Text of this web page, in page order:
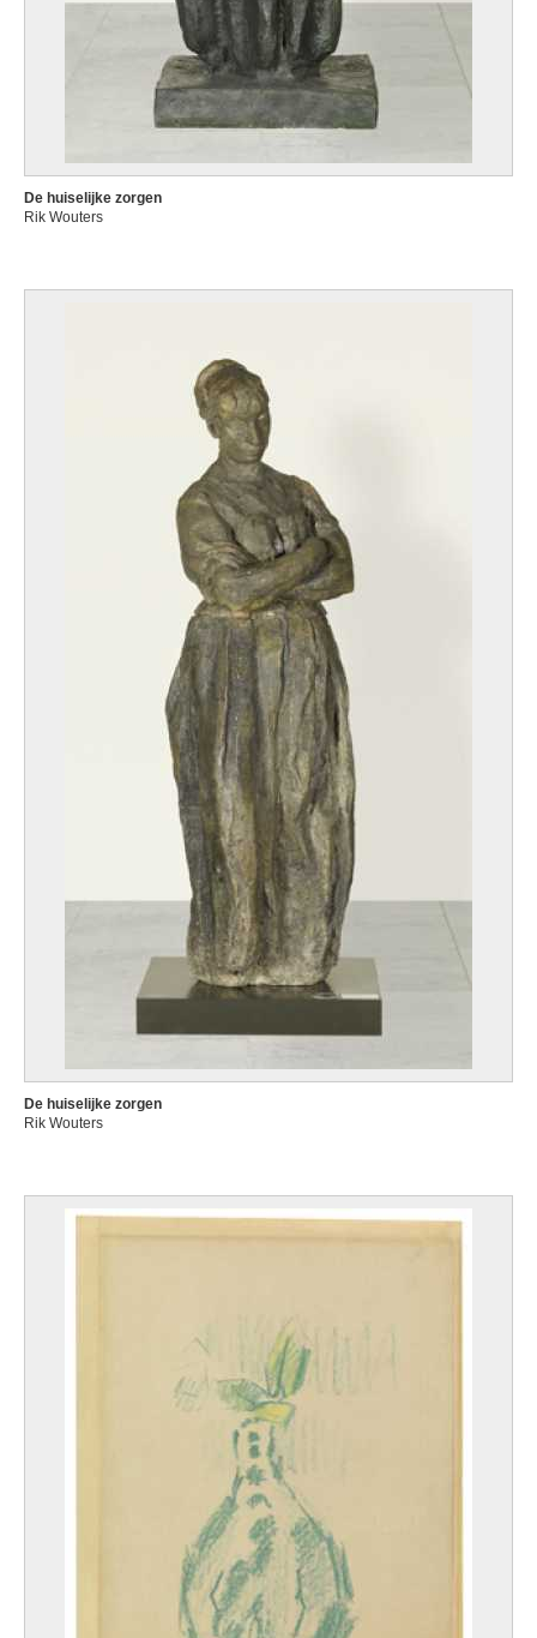
De huiselijke zorgen
Rik Wouters
De huiselijke zorgen
Rik Wouters